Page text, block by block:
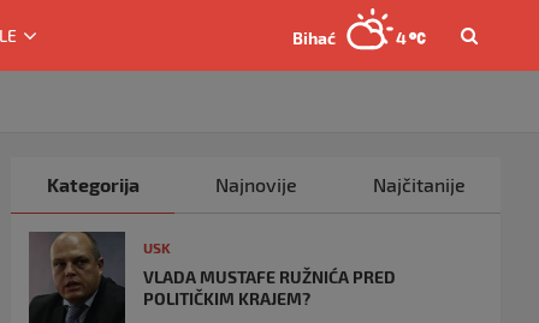
Bihać 4
Kategorija Najnovije Najčitanije
USK
VLADA MUSTAFE RUŽNIĆA PRED
POLITIČKIM KRAJEM?